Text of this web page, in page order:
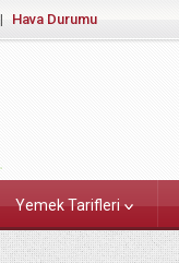
Hava Durumu
Yemek Tarifleri